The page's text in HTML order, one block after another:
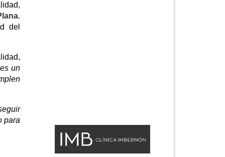
.
del
un
para